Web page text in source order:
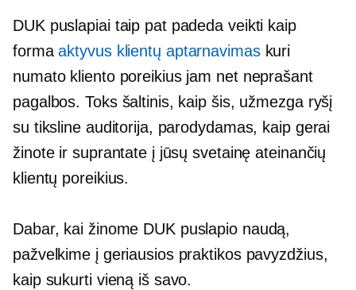
DUK puslapiai taip pat padeda veikti kaip
formaaktyvus klientų aptarnavimaskuri
numato kliento poreikius jam net neprašant
pagalbos. Toks šaltinis, kaip šis, užmezga ryšį
su tiksline auditorija, parodydamas, kaip gerai
žinote ir suprantate į jūsų svetainę ateinančių
klientų poreikius.
Dabar, kai žinome DUK puslapio naudą,
pažvelkime į geriausios praktikos pavyzdžius,
kaip sukurti vieną iš savo.